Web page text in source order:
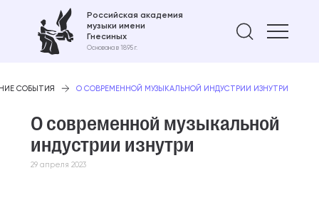
Российская академия
музыки имени
Гнесиных
Основана в 1895 г.
Найти
СОБЫТИЯ О СОВРЕМЕННОЙ МУЗЫКАЛЬНОЙ ИНДУСТРИИ ИЗНУТРИ
О современной музыкальной
индустрии изнутри
29 апреля 2023